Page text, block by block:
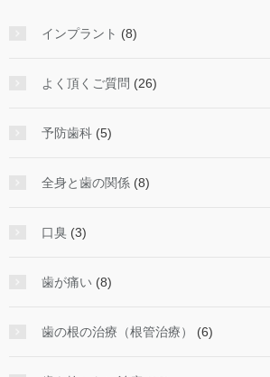
インプラント (8)
よく頂くご質問 (26)
予防歯科 (5)
全身と歯の関係 (8)
口臭 (3)
歯が痛い (8)
歯の根の治療（根管治療） (6)